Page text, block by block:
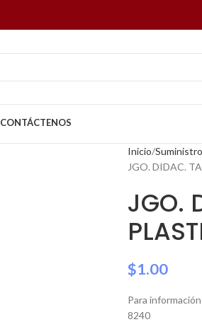
CONTÁCTENOS
Inicio
JGO. DIDAC.
JGO.
$1.00
Para
8240